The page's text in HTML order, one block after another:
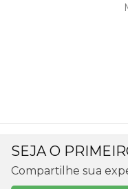
SEJA O
Compartilhe sua